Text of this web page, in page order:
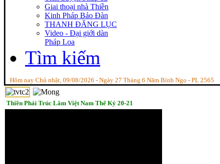
Giai thoại nhà Thiền
Kinh Pháp Bảo Đàn
THANH ĐĂNG LỤC
Video - Đại giới dàn
Pháp Loa
Tìm kiếm
Hôm nay Chủ nhật, 09/08/2026 - Ngày 27 Tháng 6 Năm Bính Ngọ - PL 2565
Thiền Phái Trúc Lâm Việt Nam Thế Kỷ 20-21